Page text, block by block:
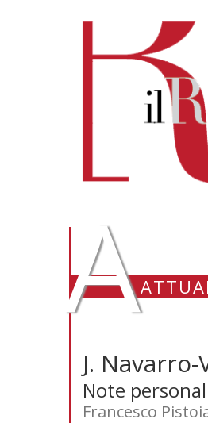
A
J.
Note
Francesco